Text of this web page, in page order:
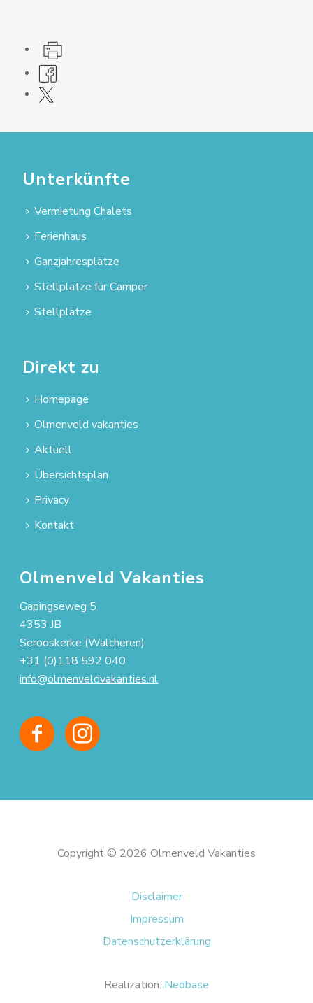
Unterkünfte
Vermietung Chalets
Ferienhaus
Ganzjahresplätze
Stellplätze für Camper
Stellplätze
Direkt zu
Homepage
Olmenveld vakanties
Aktuell
Übersichtsplan
Privacy
Kontakt
Olmenveld Vakanties
Gapingseweg 5
4353 JB
Serooskerke (Walcheren)
+31 (0)118 592 040
info@olmenveldvakanties.nl
Copyright © 2026 Olmenveld Vakanties
Disclaimer
Impressum
Datenschutzerklärung
Realization: Nedbase